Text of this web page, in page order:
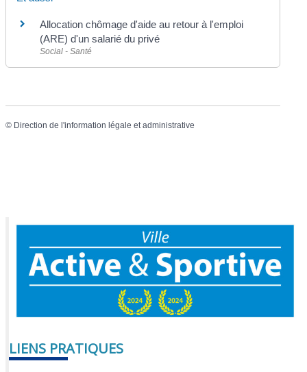
Allocation chômage d'aide au retour à l'emploi
(ARE) d'un salarié du privé
Social - Santé
© Direction de l'information légale et administrative
LIENS PRATIQUES